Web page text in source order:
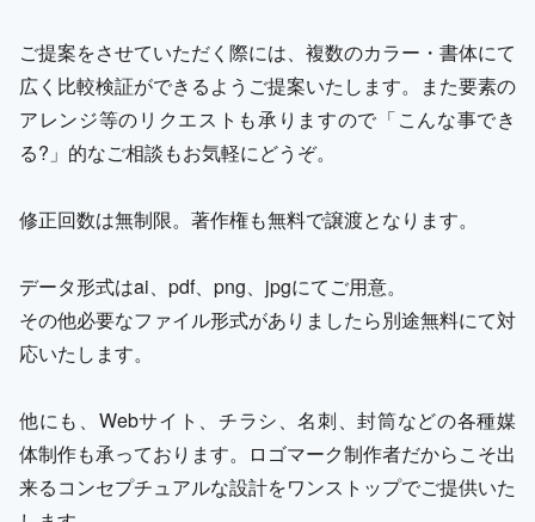
ご提案をさせていただく際には、複数のカラー・書体にて
広く比較検証ができるようご提案いたします。また要素の
アレンジ等のリクエストも承りますので「こんな事でき
る?」的なご相談もお気軽にどうぞ。
修正回数は無制限。著作権も無料で譲渡となります。
データ形式はai、pdf、png、jpgにてご用意。
その他必要なファイル形式がありましたら別途無料にて対
応いたします。
他にも、Webサイト、チラシ、名刺、封筒などの各種媒
体制作も承っております。ロゴマーク制作者だからこそ出
来るコンセプチュアルな設計をワンストップでご提供いた